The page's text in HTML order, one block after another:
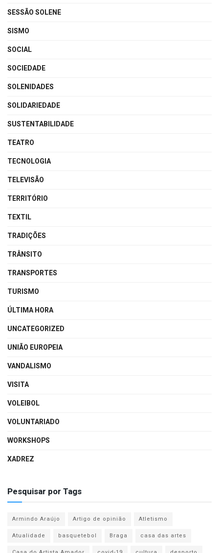
SESSÃO SOLENE
SISMO
SOCIAL
SOCIEDADE
SOLENIDADES
SOLIDARIEDADE
SUSTENTABILIDADE
TEATRO
TECNOLOGIA
TELEVISÃO
TERRITÓRIO
TEXTIL
TRADIÇÕES
TRÂNSITO
TRANSPORTES
TURISMO
ÚLTIMA HORA
UNCATEGORIZED
UNIÃO EUROPEIA
VANDALISMO
VISITA
VOLEIBOL
VOLUNTARIADO
WORKSHOPS
XADREZ
Pesquisar por Tags
Armindo Araújo Artigo de opinião
Atletismo
Atualidade
basquetebol Braga
casa das artes